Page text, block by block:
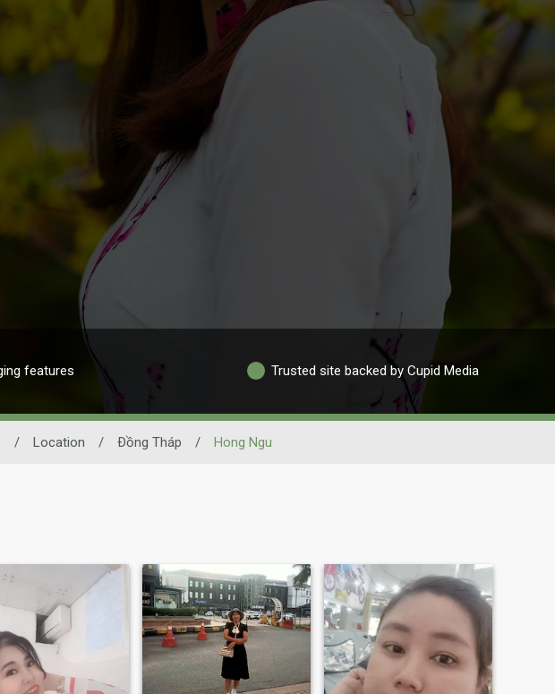
features Trusted site backed by Cupid Media
/ Location / Ðồng Tháp / Hong Ngu